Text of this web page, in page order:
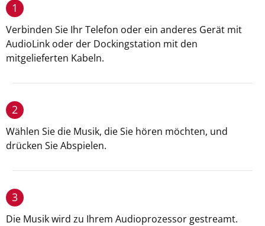
1
Verbinden Sie Ihr Telefon oder ein anderes Gerät mit
AudioLink oder der Dockingstation mit den
mitgelieferten Kabeln.
2
Wählen Sie die Musik, die Sie hören möchten, und
drücken Sie Abspielen.
3
Die Musik wird zu Ihrem Audioprozessor gestreamt.